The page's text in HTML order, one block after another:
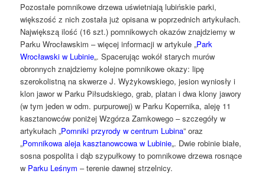
Pozostałe pomnikowe drzewa uświetniają lubińskie parki,
większość z nich została już opisana w poprzednich artykułach.
Największą ilość (16 szt.) pomnikowych okazów znajdziemy w
Parku Wrocławskim – więcej informacji w artykule „Park
Wrocławski w Lubinie„. Spacerując wokół starych murów
obronnych znajdziemy kolejne pomnikowe okazy: lipę
szerokolistną na skwerze J. Wyżykowskiego, jesion wyniosły i
klon jawor w Parku Piłsudskiego, grab, platan i dwa klony jawory
(w tym jeden w odm. purpurowej) w Parku Kopernika, aleję 11
kasztanowców poniżej Wzgórza Zamkowego – szczegóły w
artykułach „Pomniki przyrody w centrum Lubina” oraz
„Pomnikowa aleja kasztanowcowa w Lubinie„. Dwie robinie białe,
sosna pospolita i dąb szypułkowy to pomnikowe drzewa rosnące
w Parku Leśnym – terenie dawnej strzelnicy.